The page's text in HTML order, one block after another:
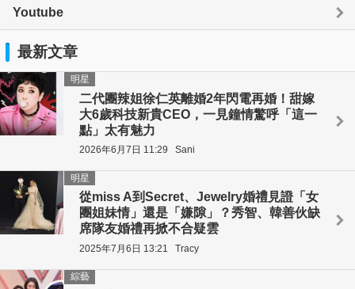
Youtube
最新文章
二代團辣姐徐仁英離婚2年閃電再婚！甜嫁
大6歲科技新貴CEO，一見鐘情驚呼「這一
點」太有魅力
明星
2026年6月7日 11:29 Sani
從miss A到Secret、Jewelry婚禮見證「女
團姐妹情」還是「嫌隙」？秀智、韓善伙缺
席隊友婚禮再掀不合疑雲
明星
2025年7月6日 13:21 Tracy
綜藝